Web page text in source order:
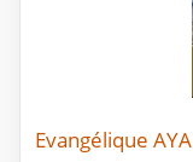
Evangélique